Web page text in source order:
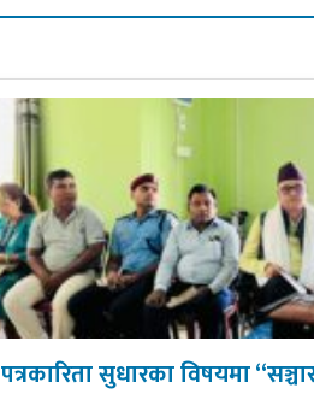
पत्रकारिता सुधारका विषयमा